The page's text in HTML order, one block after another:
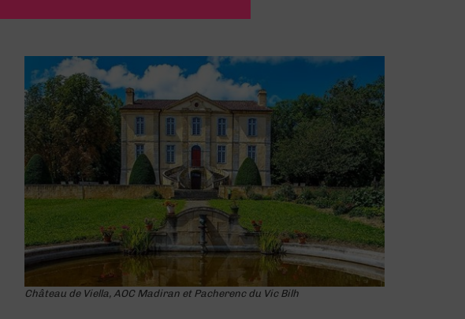
Château de Viella, AOC Madiran et Pacherenc du Vic Bilh